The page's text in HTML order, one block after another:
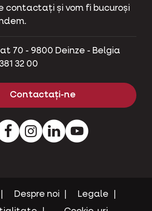
contactați și vom fi bucuroși
70 - 9800 Deinze - Belgia
32 00
Contactați-ne
FacebookInstagramLinkedInYoutube
Despre noi
Legale